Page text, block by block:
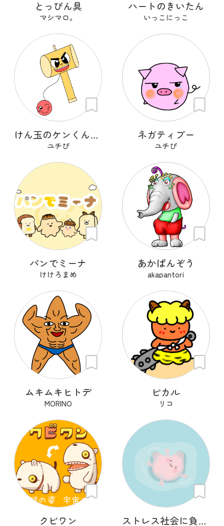
とっぴん具
マシマロ。
ハートのきいたん
いっこにっこ
けん玉のケンくんとタマちゃん
ユチぴ
ネガティブー
ユチぴ
パンでミーナ
けけろまめ
あかぱんぞう
akapantori
ムキムキヒトデ
MORINO
ピカル
リコ
クビワン ストレス社会に負けるな！胃腸ちゃん